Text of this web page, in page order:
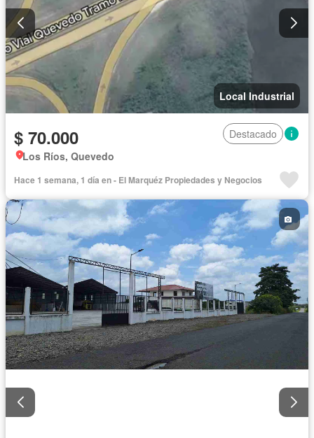
Local Industrial
$ 70.000
Destacado
Los Ríos, Quevedo
Hace 1 semana, 1 día en - El Marquéz Propiedades y Negocios